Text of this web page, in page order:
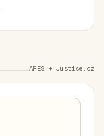
ARES + Justice.cz